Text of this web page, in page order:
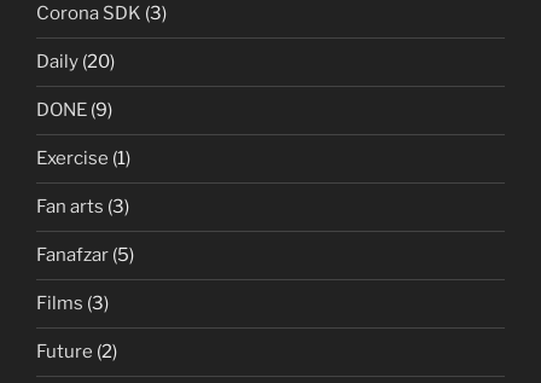
Corona SDK (3)
Daily (20)
DONE (9)
Exercise (1)
Fan arts (3)
Fanafzar (5)
Films (3)
Future (2)